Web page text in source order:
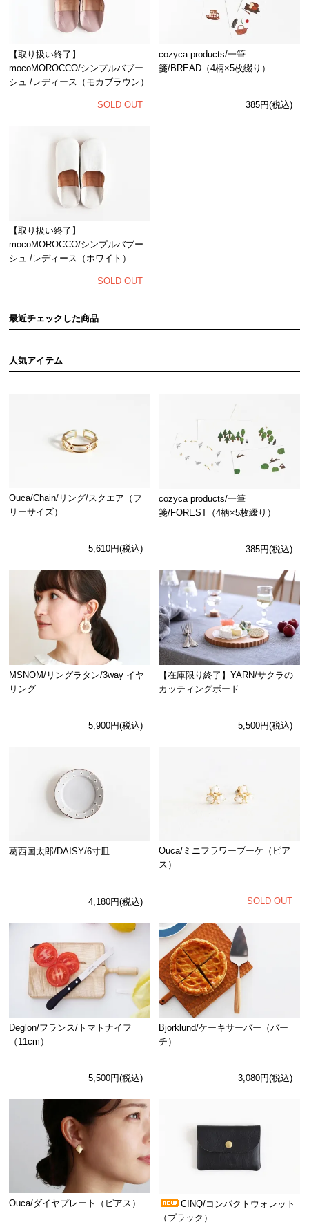
【取り扱い終了】
mocoMOROCCO/シンプルバブー
シュ /レディース（モカブラウン）
SOLD OUT
cozyca products/一筆
箋/BREAD（4柄×5枚綴り）
385円(税込)
【取り扱い終了】
mocoMOROCCO/シンプルバブー
シュ /レディース（ホワイト）
SOLD OUT
最近チェックした商品
人気アイテム
Ouca/Chain/リング/スクエア（フ
リーサイズ）
5,610円(税込)
cozyca products/一筆
箋/FOREST（4柄×5枚綴り）
385円(税込)
MSNOM/リングラタン/3way イヤ
リング
5,900円(税込)
【在庫限り終了】YARN/サクラの
カッティングボード
5,500円(税込)
葛西国太郎/DAISY/6寸皿
4,180円(税込)
Ouca/ミニフラワーブーケ（ピア
ス）
SOLD OUT
Deglon/フランス/トマトナイフ
（11cm）
5,500円(税込)
Bjorklund/ケーキサーバー（バー
チ）
3,080円(税込)
Ouca/ダイヤプレート（ピアス）
CINQ/コンパクトウォレット
（ブラック）